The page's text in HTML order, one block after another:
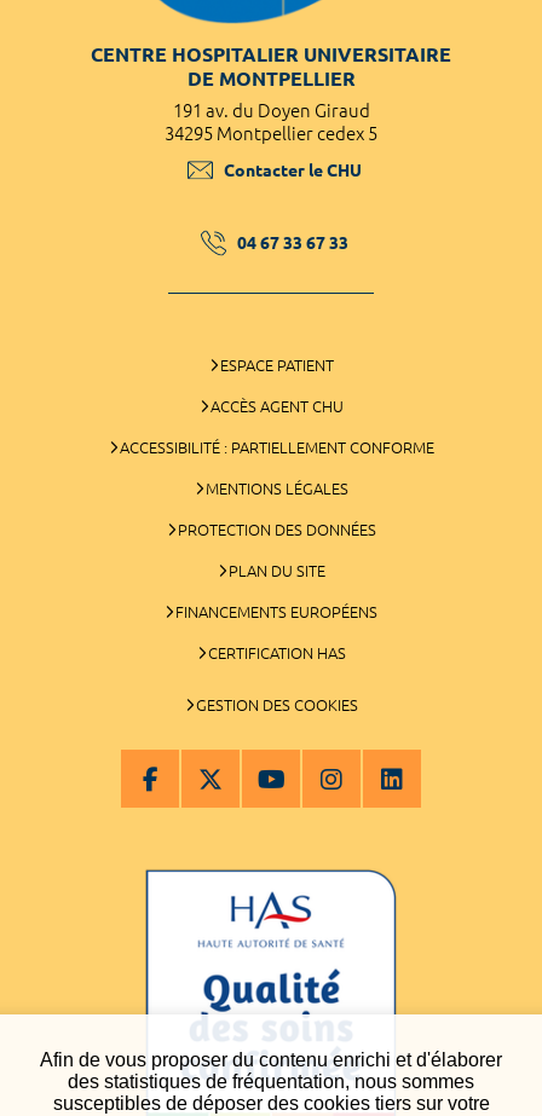
Afin de vous proposer du contenu enrichi et d'élaborer
des statistiques de fréquentation, nous sommes
susceptibles de déposer des cookies tiers sur votre
CENTRE HOSPITALIER UNIVERSITAIRE
DE MONTPELLIER
191 av. du Doyen Giraud
34295 Montpellier cedex 5
Contacter le CHU
04 67 33 67 33
ESPACE PATIENT
ACCÈS AGENT CHU
ACCESSIBILITÉ : PARTIELLEMENT CONFORME
MENTIONS LÉGALES
PROTECTION DES DONNÉES
PLAN DU SITE
FINANCEMENTS EUROPÉENS
CERTIFICATION HAS
GESTION DES COOKIES